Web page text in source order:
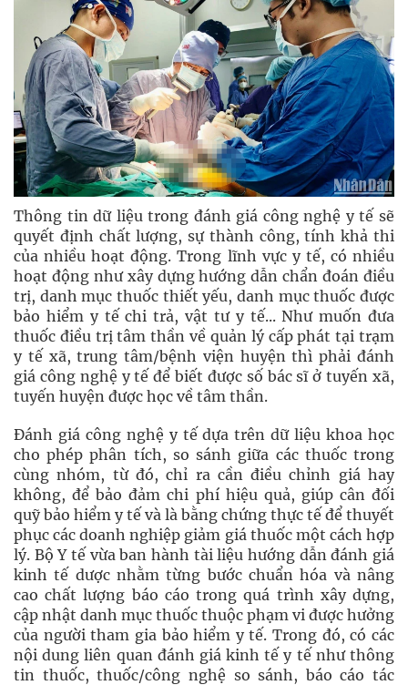
Thông tin dữ liệu trong đánh giá công nghệ y tế sẽ
quyết định chất lượng, sự thành công, tính khả thi
của nhiều hoạt động. Trong lĩnh vực y tế, có nhiều
hoạt động như xây dựng hướng dẫn chẩn đoán điều
trị, danh mục thuốc thiết yếu, danh mục thuốc được
bảo hiểm y tế chi trả, vật tư y tế... Như muốn đưa
thuốc điều trị tâm thần về quản lý cấp phát tại trạm
y tế xã, trung tâm/bệnh viện huyện thì phải đánh
giá công nghệ y tế để biết được số bác sĩ ở tuyến xã,
tuyến huyện được học về tâm thần.
Đánh giá công nghệ y tế dựa trên dữ liệu khoa học
cho phép phân tích, so sánh giữa các thuốc trong
cùng nhóm, từ đó, chỉ ra cần điều chỉnh giá hay
không, để bảo đảm chi phí hiệu quả, giúp cân đối
quỹ bảo hiểm y tế và là bằng chứng thực tế để thuyết
phục các doanh nghiệp giảm giá thuốc một cách hợp
lý. Bộ Y tế vừa ban hành tài liệu hướng dẫn đánh giá
kinh tế dược nhằm từng bước chuẩn hóa và nâng
cao chất lượng báo cáo trong quá trình xây dựng,
cập nhật danh mục thuốc thuộc phạm vi được hưởng
của người tham gia bảo hiểm y tế. Trong đó, có các
nội dung liên quan đánh giá kinh tế y tế như thông
tin thuốc, thuốc/công nghệ so sánh, báo cáo tác